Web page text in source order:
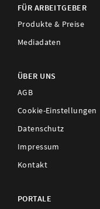
FÜR ARBEITGEBER
Produkte & Preise
Mediadaten
ÜBER UNS
AGB
Cookie-Einstellungen
Datenschutz
Impressum
Kontakt
PORTALE